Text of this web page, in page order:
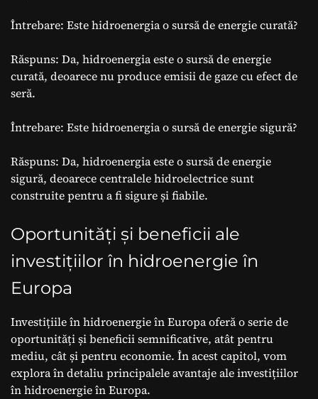
Întrebare: Este hidroenergia o sursă de energie curată?
Răspuns: Da, hidroenergia este o sursă de energie
curată, deoarece nu produce emisii de gaze cu efect de
seră.
Întrebare: Este hidroenergia o sursă de energie sigură?
Răspuns: Da, hidroenergia este o sursă de energie
sigură, deoarece centralele hidroelectrice sunt
construite pentru a fi sigure și fiabile.
Oportunități și beneficii ale
investițiilor în hidroenergie în
Europa
Investițiile în hidroenergie în Europa oferă o serie de
oportunități și beneficii semnificative, atât pentru
mediu, cât și pentru economie. În acest capitol, vom
explora în detaliu principalele avantaje ale investițiilor
în hidroenergie în Europa.